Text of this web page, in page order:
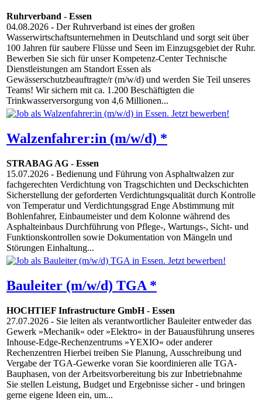
Ruhrverband - Essen
04.08.2026 - Der Ruhrverband ist eines der großen
Wasserwirtschaftsunternehmen in Deutschland und sorgt seit über
100 Jahren für saubere Flüsse und Seen im Einzugsgebiet der Ruhr.
Bewerben Sie sich für unser Kompetenz-Center Technische
Dienstleistungen am Standort Essen als
Gewässerschutzbeauftragte/r (m/w/d) und werden Sie Teil unseres
Teams! Wir sichern mit ca. 1.200 Beschäftigten die
Trinkwasserversorgung von 4,6 Millionen...
Walzenfahrer:in (m/w/d) *
STRABAG AG - Essen
15.07.2026 - Bedienung und Führung von Asphaltwalzen zur
fachgerechten Verdichtung von Tragschichten und Deckschichten
Sicherstellung der geforderten Verdichtungsqualität durch Kontrolle
von Temperatur und Verdichtungsgrad Enge Abstimmung mit
Bohlenfahrer, Einbaumeister und dem Kolonne während des
Asphalteinbaus Durchführung von Pflege-, Wartungs-, Sicht- und
Funktionskontrollen sowie Dokumentation von Mängeln und
Störungen Einhaltung...
Bauleiter (m/w/d) TGA *
HOCHTIEF Infrastructure GmbH- Essen
27.07.2026 - Sie leiten als verantwortlicher Bauleiter entweder das
Gewerk »Mechanik« oder »Elektro« in der Bauausführung unseres
Inhouse-Edge-Rechenzentrums »YEXIO« oder anderer
Rechenzentren Hierbei treiben Sie Planung, Ausschreibung und
Vergabe der TGA-Gewerke voran Sie koordinieren alle TGA-
Bauphasen, von der Arbeitsvorbereitung bis zur Inbetriebnahme
Sie stellen Leistung, Budget und Ergebnisse sicher - und bringen
gerne eigene Ideen ein, um...